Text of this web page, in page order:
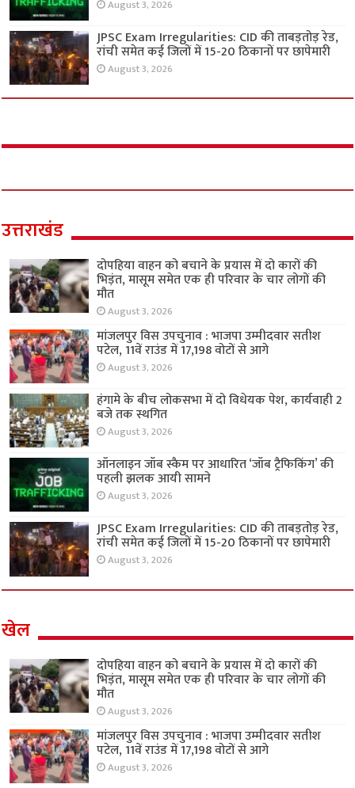
August 3, 2026
JPSC Exam Irregularities: CID की ताबड़तोड़ रेड,
रांची समेत कई जिलों में 15-20 ठिकानों पर छापेमारी
August 3, 2026
उत्तराखंड
दोपहिया वाहन को बचाने के प्रयास में दो कारों की
भिड़ंत, मासूम समेत एक ही परिवार के चार लोगों की
मौत
August 3, 2026
मांजलपुर विस उपचुनाव : भाजपा उम्मीदवार सतीश
पटेल, 11वें राउंड में 17,198 वोटों से आगे
August 3, 2026
हंगामे के बीच लोकसभा में दो विधेयक पेश, कार्यवाही 2
बजे तक स्थगित
August 3, 2026
ऑनलाइन जॉब स्कैम पर आधारित ‘जॉब ट्रैफिकिंग’ की
पहली झलक आयी सामने
August 3, 2026
JPSC Exam Irregularities: CID की ताबड़तोड़ रेड,
रांची समेत कई जिलों में 15-20 ठिकानों पर छापेमारी
August 3, 2026
खेल
दोपहिया वाहन को बचाने के प्रयास में दो कारों की
भिड़ंत, मासूम समेत एक ही परिवार के चार लोगों की
मौत
August 3, 2026
मांजलपुर विस उपचुनाव : भाजपा उम्मीदवार सतीश
पटेल, 11वें राउंड में 17,198 वोटों से आगे
August 3, 2026